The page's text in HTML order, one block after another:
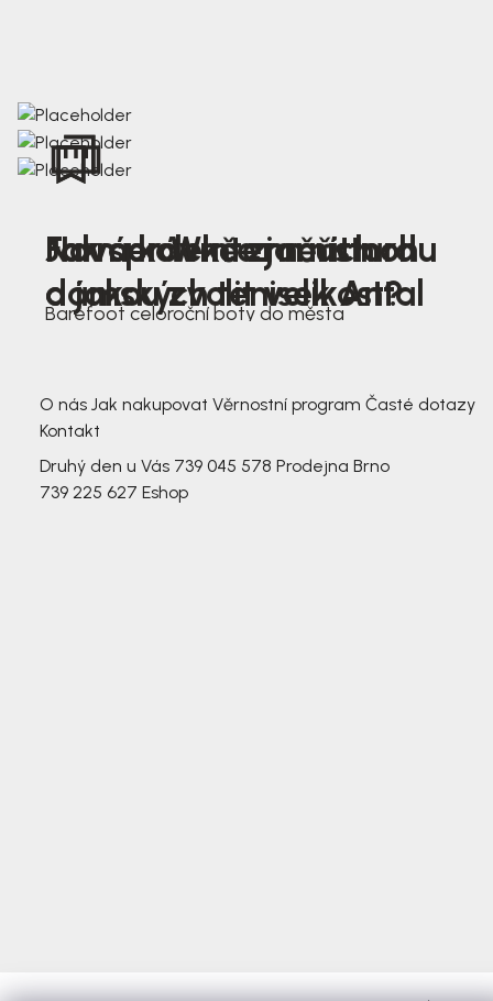
Nová kolekce jarních
dámských tenisek Antal
Jak správně změřit nohu
a jakou zvolit velikost?
Farmer Winter mustard
Barefoot celoroční boty do města
O nás Jak nakupovat Věrnostní program Časté dotazy
Kontakt
Druhý den u Vás 739 045 578 Prodejna Brno
739 225 627 Eshop